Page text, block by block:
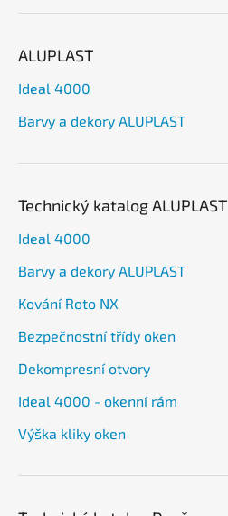
ALUPLAST
Ideal 4000
Barvy a dekory ALUPLAST
Technický katalog ALUPLAST
Ideal 4000
Barvy a dekory ALUPLAST
Kování Roto NX
Bezpečnostní třídy oken
Dekompresní otvory
Ideal 4000 - okenní rám
Výška kliky oken